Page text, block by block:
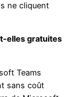
ne cliquent
elles gratuites
Teams
sans coût